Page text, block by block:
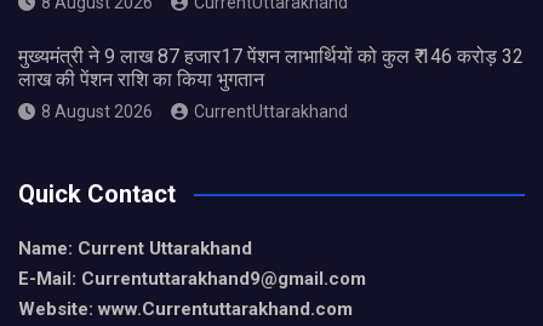
मुख्यमंत्री ने 9 लाख 87 हजार17 पेंशन लाभार्थियों को कुल ₹ 146 करोड़ 32
लाख की पेंशन राशि का किया भुगतान
8 August 2026 CurrentUttarakhand
Quick Contact
Name: Current Uttarakhand
E-Mail: Currentuttarakhand9@gmail.com
Website: www.Currentuttarakhand.com